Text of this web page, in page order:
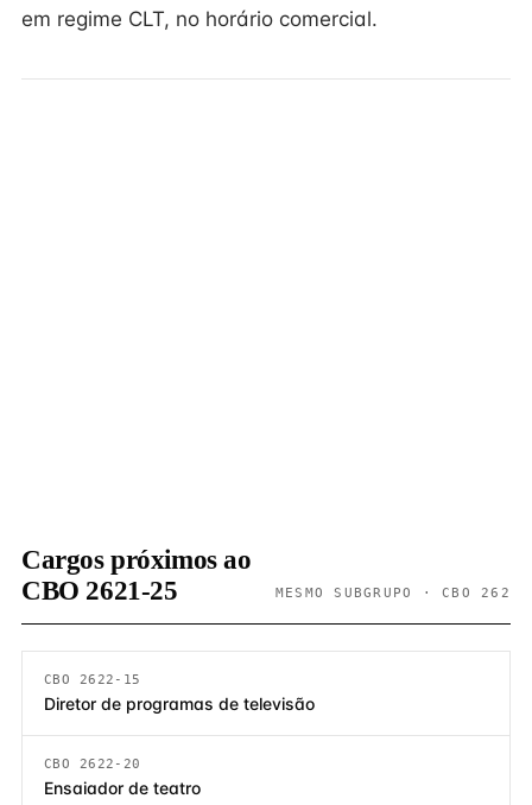
em regime CLT, no horário comercial.
Cargos próximos ao
CBO 2621-25
MESMO SUBGRUPO · CBO 262
CBO 2622-15
Diretor de programas de televisão
CBO 2622-20
Ensaiador de teatro